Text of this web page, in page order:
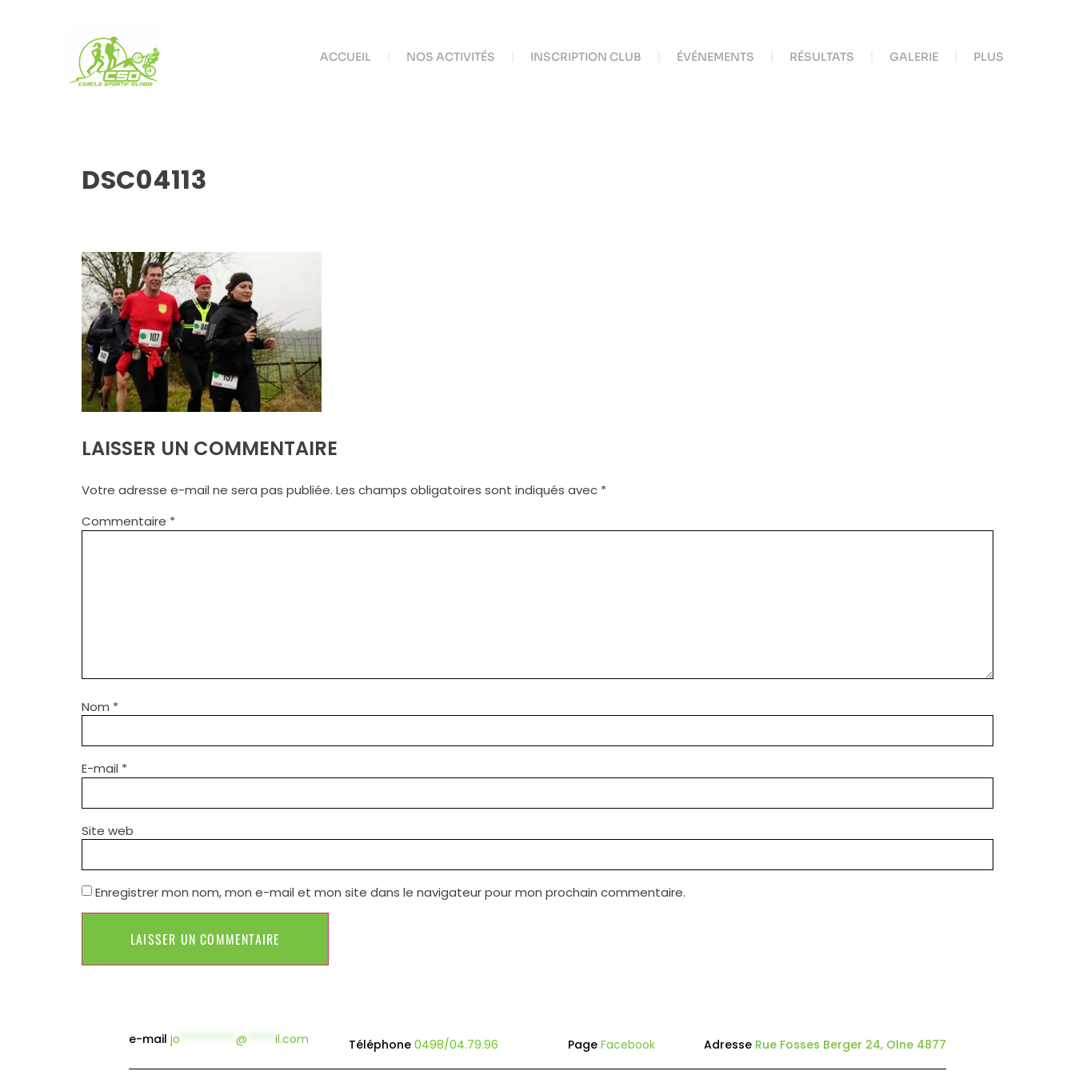
ACCUEIL NOS ACTIVITÉS INSCRIPTION CLUB ÉVÉNEMENTS RÉSULTATS GALERIE PLUS
DSC04113
LAISSER UN COMMENTAIRE
Votre adresse e-mail ne sera pas publiée. Les champs obligatoires sont indiqués avec *
Commentaire *
Nom *
E-mail *
Site web
Enregistrer mon nom, mon e-mail et mon site dans le navigateur pour mon prochain commentaire.
e-mailjo **********@ *****il.com Téléphone0498/04.79.96 Page Facebook Adresse Rue Fosses Berger 24, Olne 4877